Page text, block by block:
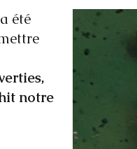
été
notre